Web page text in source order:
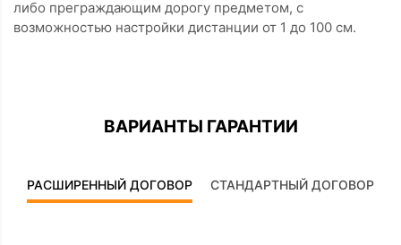
либо преграждающим дорогу предметом, с
возможностью настройки дистанции от 1 до 100 см.
ВАРИАНТЫ ГАРАНТИИ
РАСШИРЕННЫЙ ДОГОВОР СТАНДАРТНЫЙ ДОГОВОР